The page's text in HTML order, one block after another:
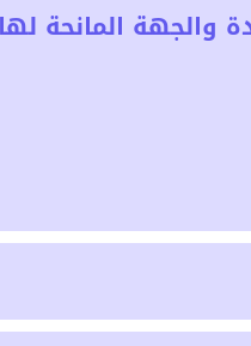
والجهة المانحة لها